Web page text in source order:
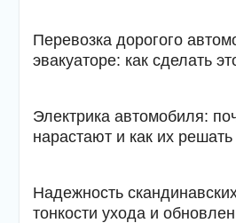
Перевозка дорогого
эвакуаторе: как сделать
Электрика автомобиля:
нарастают и как их
Надежность
тонкости ухода и